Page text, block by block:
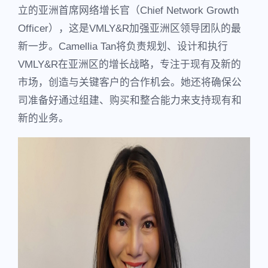
立的亚洲首席网络增长官（Chief Network Growth
Officer），这是VMLY&R加强亚洲区领导团队的最
新一步。Camellia Tan将负责规划、设计和执行
VMLY&R在亚洲区的增长战略，专注于现有及新的
市场，创造与关键客户的合作机会。她还将确保公
司准备好通过组建、购买和整合能力来支持现有和
新的业务。